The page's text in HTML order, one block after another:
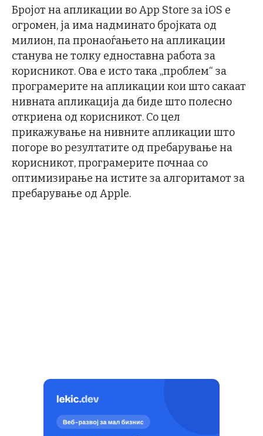
Бројот на апликации во App Store за iOS е
огромен, ја има надминато бројката од
милион, па пронаоѓањето на апликации
станува не толку едноставна работа за
корисникот. Ова е исто така „проблем“ за
програмерите на апликации кои што сакаат
нивната апликација да биде што полесно
откриена од корисникот. Со цел
прикажување на нивните апликации што
погоре во резултатите од пребарување на
корисникот, програмерите почнаа со
оптимизирање на истите за алгоритамот за
пребарување од Apple.